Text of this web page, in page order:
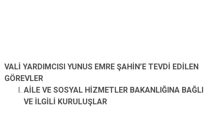
VALİ YARDIMCISI YUNUS EMRE ŞAHİN’E TEVDİ EDİLEN
GÖREVLER
AİLE VE SOSYAL HİZMETLER BAKANLIĞINA BAĞLI
VE İLGİLİ KURULUŞLAR